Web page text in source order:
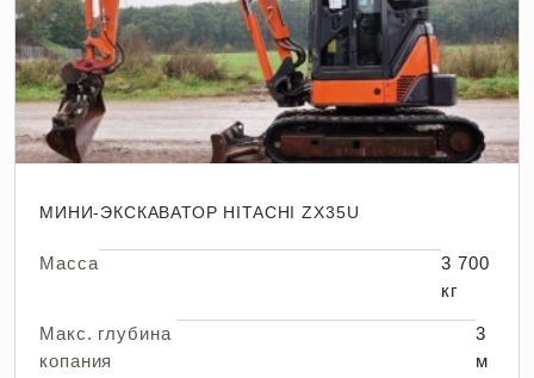
МИНИ-ЭКСКАВАТОР HITACHI ZX35U
Масса
3 700
кг
Макс. глубина
копания
3
м